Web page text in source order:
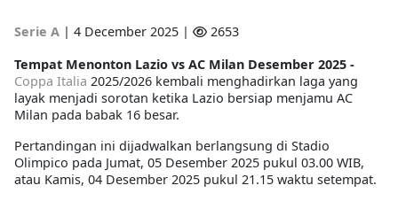
Serie A | 4 December 2025 |
2653
Tempat Menonton Lazio vs AC Milan Desember 2025 -
Coppa Italia 2025/2026 kembali menghadirkan laga yang
layak menjadi sorotan ketika Lazio bersiap menjamu AC
Milan pada babak 16 besar.
Pertandingan ini dijadwalkan berlangsung di Stadio
Olimpico pada Jumat, 05 Desember 2025 pukul 03.00 WIB,
atau Kamis, 04 Desember 2025 pukul 21.15 waktu setempat.